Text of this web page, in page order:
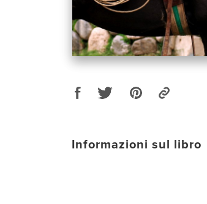
Informazioni sul libro